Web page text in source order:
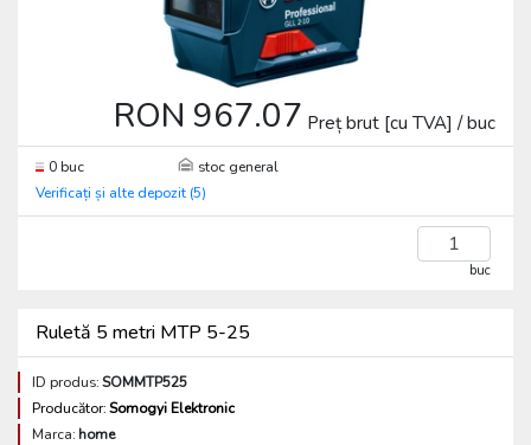
RON 967.07 Preț brut [cu TVA] / buc
0 buc
stoc general
Verificați și alte depozit (5)
buc
Ruletă 5 metri MTP 5-25
ID produs:SOMMTP525
Producător:Somogyi Elektronic
Marca:home